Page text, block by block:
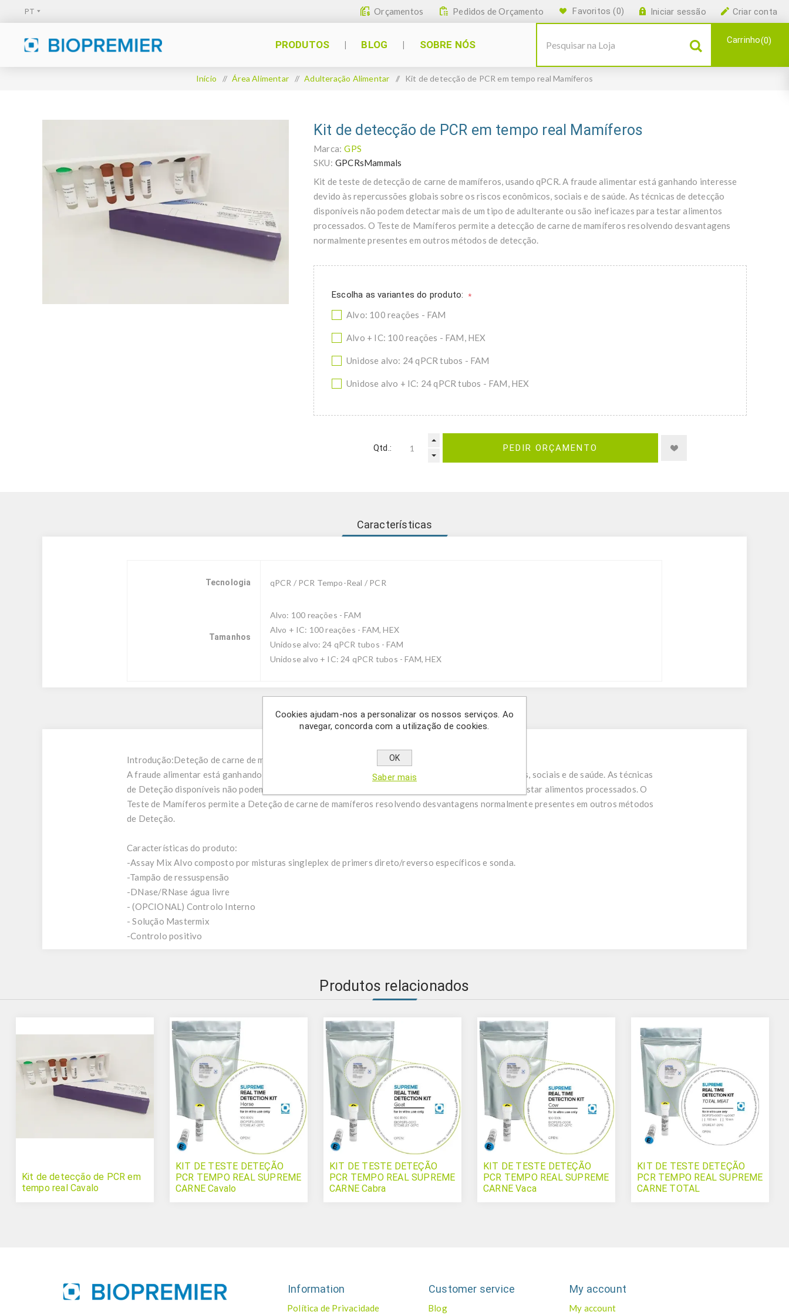
Criar conta
Iniciar sessão
Favoritos (0)
Pedidos de Orçamento
Orçamentos
PRODUTOS BLOG SOBRE NÓS Carrinho 0
Início / Área Alimentar / Adulteração Alimentar / Kit de detecção de PCR em tempo real Mamíferos
Kit de detecção de PCR em tempo real Mamíferos
Marca: GPS
SKU: GPCRsMammals
Kit de teste de detecção de carne de mamíferos, usando qPCR. A fraude alimentar está ganhando interesse
devido às repercussões globais sobre os riscos econômicos, sociais e de saúde. As técnicas de detecção
disponíveis não podem detectar mais de um tipo de adulterante ou são ineficazes para testar alimentos
processados. O Teste de Mamíferos permite a detecção de carne de mamíferos resolvendo desvantagens
normalmente presentes em outros métodos de detecção.
Escolha as variantes do produto: *
Alvo: 100 reações - FAM
Alvo + IC: 100 reações - FAM, HEX
Unidose alvo: 24 qPCR tubos - FAM
Unidose alvo + IC: 24 qPCR tubos - FAM, HEX
Qtd.: PEDIR ORÇAMENTO
Características
Tecnologia qPCR / PCR Tempo-Real / PCR
Tamanhos
Alvo: 100 reações - FAM
Alvo + IC: 100 reações - FAM, HEX
Unidose alvo: 24 qPCR tubos - FAM
Unidose alvo + IC: 24 qPCR tubos - FAM, HEX
Description
Introdução:Deteção de carne de mamíferos, usando qPCR.
A fraude alimentar está ganhando interesse devido às repercussões globais sobre riscos econômicos, sociais e de saúde. As técnicas
de Deteção disponíveis não podem detectar mais de um tipo de adulterante ou são ineficazes para testar alimentos processados. O
Teste de Mamíferos permite a Deteção de carne de mamíferos resolvendo desvantagens normalmente presentes em outros métodos
de Deteção.
Características do produto:
-Assay Mix Alvo composto por misturas singleplex de primers direto/reverso específicos e sonda.
-Tampão de ressuspensão
-DNase/RNase água livre
- (OPCIONAL) Controlo Interno
- Solução Mastermix
-Controlo positivo
Produtos relacionados
Kit de detecção de PCR em
tempo real Cavalo
KIT DE TESTE DETEÇÃO
PCR TEMPO REAL SUPREME
CARNE Cavalo
KIT DE TESTE DETEÇÃO
PCR TEMPO REAL SUPREME
CARNE Cabra
KIT DE TESTE DETEÇÃO
PCR TEMPO REAL SUPREME
CARNE Vaca
KIT DE TESTE DETEÇÃO
PCR TEMPO REAL SUPREME
CARNE TOTAL
Information
Política de Privacidade
Customer service
Blog
My account
My account
Cookies ajudam-nos a personalizar os nossos serviços. Ao
navegar, concorda com a utilização de cookies.
OK
Saber mais